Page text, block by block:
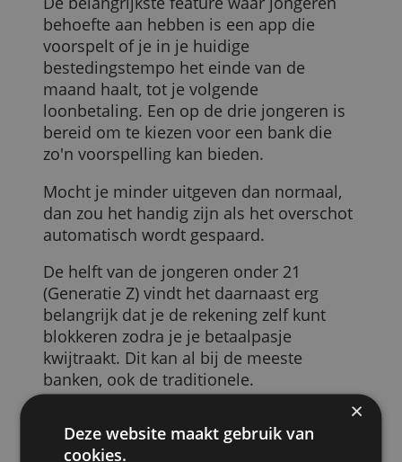
plaats geavanceerder, vinden jongeren.
83 procent van hen baseert zijn keuze
voor een nieuwe rekening uiteindelijk
niet op de bank zelf maar op features die
ze graag willen.
Favoriete feature: het saldo
voorspellen
De belangrijkste feature waar jongeren
behoefte aan hebben is een app die
voorspelt of je in je huidige
bestedingstempo het einde van de
maand haalt, tot je volgende
loonbetaling. Een op de drie jongeren is
bereid om te kiezen voor een bank die
zo'n voorspelling kan bieden.